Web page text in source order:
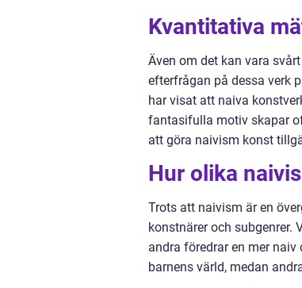
Kvantitativa
Även om det kan vara
efterfrågan på dessa verk
har visat att naiva
fantasifulla motiv skapar
att göra naivism konst
Hur olika
Trots att naivism är en
konstnärer och subgenrer.
andra föredrar en mer
barnens värld, medan